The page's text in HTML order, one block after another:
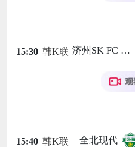
15:30 韩K联 济州SK FC
15:40 韩K联 全北现代